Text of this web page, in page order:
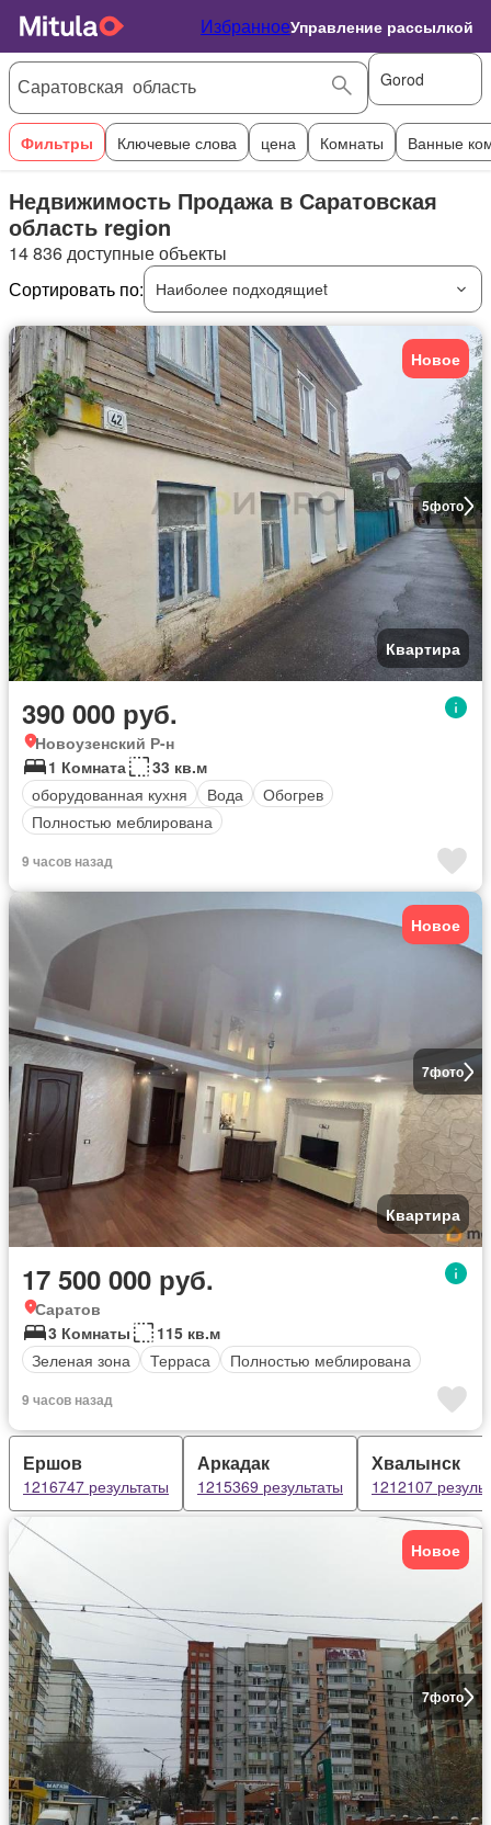
ИзбранноеУправление рассылкой
Gorod
Фильтры Ключевые слова цена Комнаты Ванные
Недвижимость Продажа в Саратовская
область region
14 836 доступные объекты
Сортировать по:
Наиболее подходящиеt
5фото
Новое
Квартира
390 000 руб.
Новоузенский Р-н
1 Комната
33 кв.м
оборудованная кухня
Вода
Обогрев
Полностью меблирована
9 часов назад
7фото
Новое
Квартира
17 500 000 руб.
Саратов
3 Комнаты
115 кв.м
Зеленая зона
Терраса Полностью меблирована
9 часов назад
Ершов
1216747 результаты
Аркадак
1215369 результаты
Хвалынск
1212107
7фото
Новое